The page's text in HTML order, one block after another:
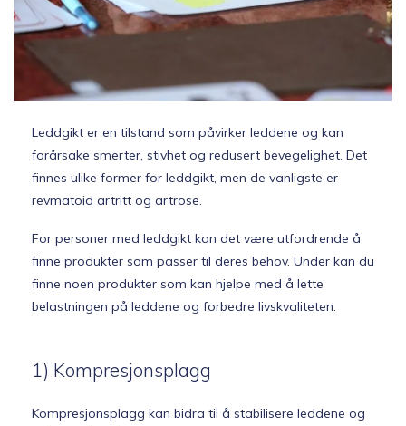
Merker
Topp 10
Inspirasjon
ut
Leddgikt er en tilstand som påvirker leddene og kan
forårsake smerter, stivhet og redusert bevegelighet. Det
finnes ulike former for leddgikt, men de vanligste er
revmatoid artritt og artrose.
For personer med leddgikt kan det være utfordrende å
finne produkter som passer til deres behov. Under kan du
finne noen produkter som kan hjelpe med å lette
belastningen på leddene og forbedre livskvaliteten.
1) Kompresjonsplagg
Kompresjonsplagg kan bidra til å stabilisere leddene og